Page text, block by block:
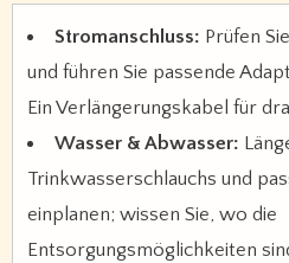
Stromanschluss: Prüfen
und führen Sie passende
Ein Verlängerungskabel für
Wasser & Abwasser:
Trinkwasserschlauchs und
einplanen; wissen Sie, wo die
Entsorgungsmöglichkeiten